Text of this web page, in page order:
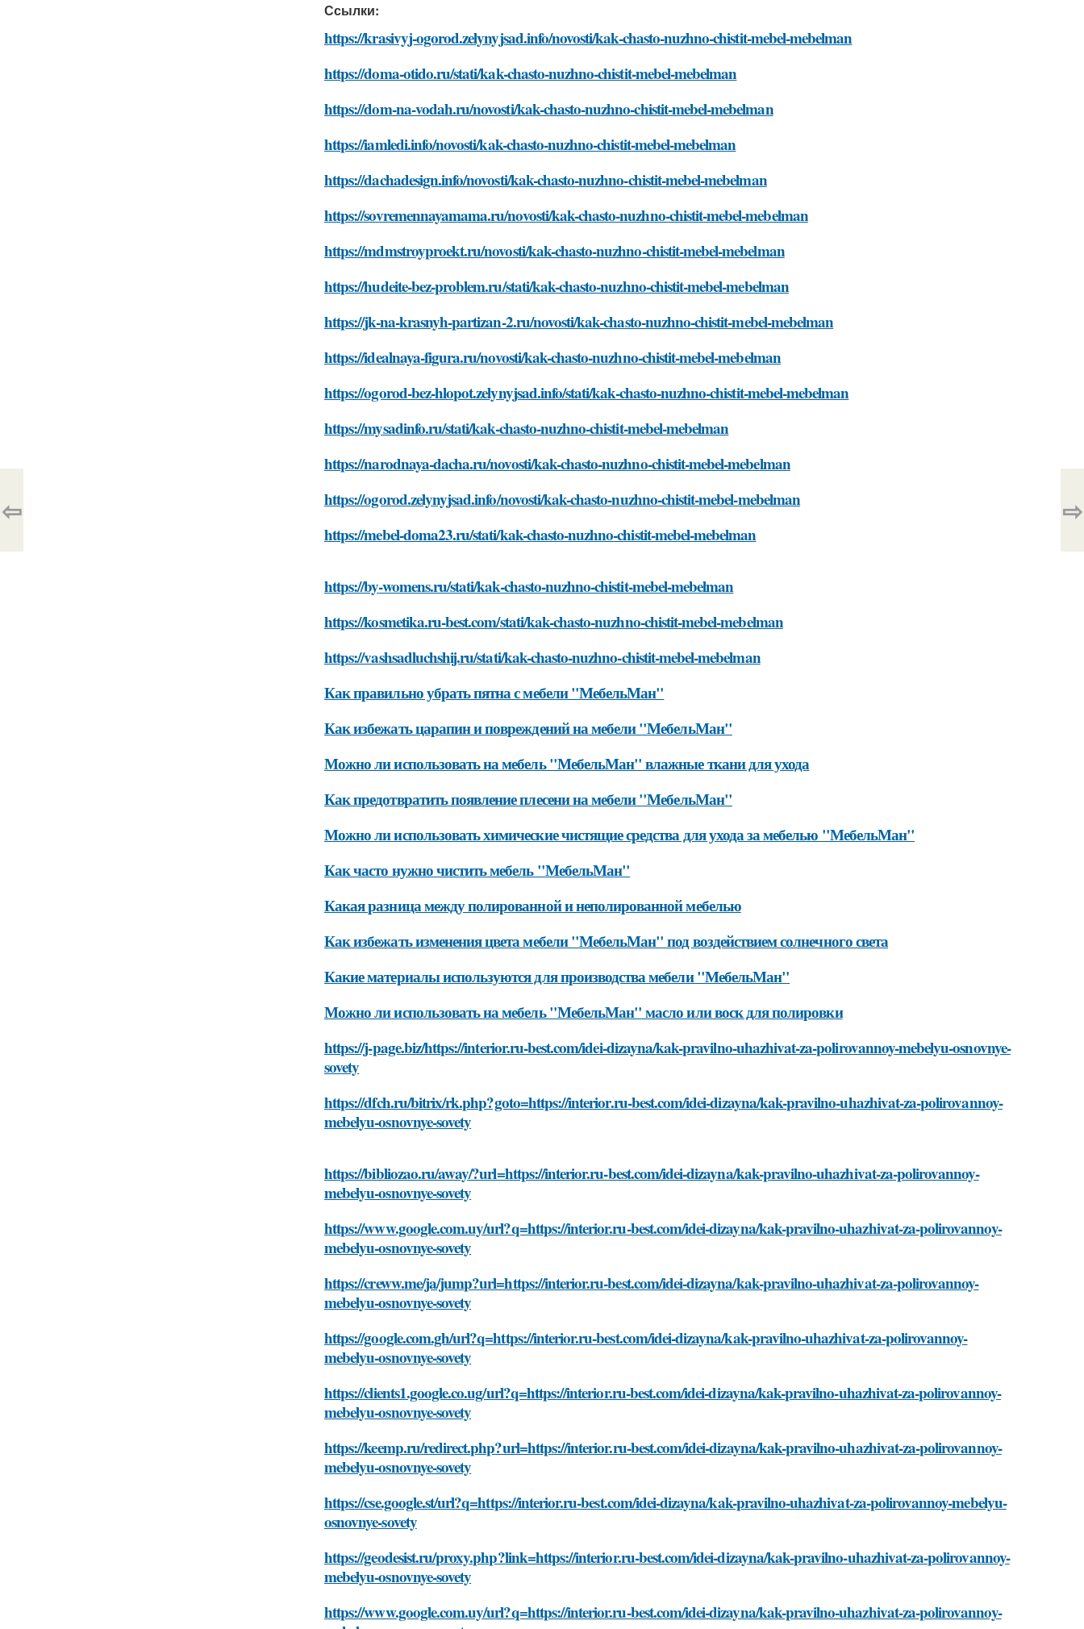
Ссылки:
https://krasivyj-ogorod.zelynyjsad.info/novosti/kak-chasto-nuzhno-chistit-mebel-mebelman
https://doma-otido.ru/stati/kak-chasto-nuzhno-chistit-mebel-mebelman
https://dom-na-vodah.ru/novosti/kak-chasto-nuzhno-chistit-mebel-mebelman
https://iamledi.info/novosti/kak-chasto-nuzhno-chistit-mebel-mebelman
https://dachadesign.info/novosti/kak-chasto-nuzhno-chistit-mebel-mebelman
https://sovremennayamama.ru/novosti/kak-chasto-nuzhno-chistit-mebel-mebelman
https://mdmstroyproekt.ru/novosti/kak-chasto-nuzhno-chistit-mebel-mebelman
https://hudeite-bez-problem.ru/stati/kak-chasto-nuzhno-chistit-mebel-mebelman
https://jk-na-krasnyh-partizan-2.ru/novosti/kak-chasto-nuzhno-chistit-mebel-mebelman
https://idealnaya-figura.ru/novosti/kak-chasto-nuzhno-chistit-mebel-mebelman
https://ogorod-bez-hlopot.zelynyjsad.info/stati/kak-chasto-nuzhno-chistit-mebel-mebelman
https://mysadinfo.ru/stati/kak-chasto-nuzhno-chistit-mebel-mebelman
https://narodnaya-dacha.ru/novosti/kak-chasto-nuzhno-chistit-mebel-mebelman
https://ogorod.zelynyjsad.info/novosti/kak-chasto-nuzhno-chistit-mebel-mebelman
https://mebel-doma23.ru/stati/kak-chasto-nuzhno-chistit-mebel-mebelman
https://by-womens.ru/stati/kak-chasto-nuzhno-chistit-mebel-mebelman
https://kosmetika.ru-best.com/stati/kak-chasto-nuzhno-chistit-mebel-mebelman
https://vashsadluchshij.ru/stati/kak-chasto-nuzhno-chistit-mebel-mebelman
Как правильно убрать пятна с мебели "МебельМан"
Как избежать царапин и повреждений на мебели "МебельМан"
Можно ли использовать на мебель "МебельМан" влажные ткани для ухода
Как предотвратить появление плесени на мебели "МебельМан"
Можно ли использовать химические чистящие средства для ухода за мебелью "МебельМан"
Как часто нужно чистить мебель "МебельМан"
Какая разница между полированной и неполированной мебелью
Как избежать изменения цвета мебели "МебельМан" под воздействием солнечного света
Какие материалы используются для производства мебели "МебельМан"
Можно ли использовать на мебель "МебельМан" масло или воск для полировки
https://j-page.biz/https://interior.ru-best.com/idei-dizayna/kak-pravilno-uhazhivat-za-polirovannoy-mebelyu-osnovnye-
sovety
https://dfch.ru/bitrix/rk.php?goto=https://interior.ru-best.com/idei-dizayna/kak-pravilno-uhazhivat-za-polirovannoy-
mebelyu-osnovnye-sovety
https://bibliozao.ru/away/?url=https://interior.ru-best.com/idei-dizayna/kak-pravilno-uhazhivat-za-polirovannoy-
mebelyu-osnovnye-sovety
https://www.google.com.uy/url?q=https://interior.ru-best.com/idei-dizayna/kak-pravilno-uhazhivat-za-polirovannoy-
mebelyu-osnovnye-sovety
https://creww.me/ja/jump?url=https://interior.ru-best.com/idei-dizayna/kak-pravilno-uhazhivat-za-polirovannoy-
mebelyu-osnovnye-sovety
https://google.com.gh/url?q=https://interior.ru-best.com/idei-dizayna/kak-pravilno-uhazhivat-za-polirovannoy-
mebelyu-osnovnye-sovety
https://clients1.google.co.ug/url?q=https://interior.ru-best.com/idei-dizayna/kak-pravilno-uhazhivat-za-polirovannoy-
mebelyu-osnovnye-sovety
https://keemp.ru/redirect.php?url=https://interior.ru-best.com/idei-dizayna/kak-pravilno-uhazhivat-za-polirovannoy-
mebelyu-osnovnye-sovety
https://cse.google.st/url?q=https://interior.ru-best.com/idei-dizayna/kak-pravilno-uhazhivat-za-polirovannoy-mebelyu-
osnovnye-sovety
https://geodesist.ru/proxy.php?link=https://interior.ru-best.com/idei-dizayna/kak-pravilno-uhazhivat-za-polirovannoy-
mebelyu-osnovnye-sovety
https://www.google.com.uy/url?q=https://interior.ru-best.com/idei-dizayna/kak-pravilno-uhazhivat-za-polirovannoy-
⇦ ⇨